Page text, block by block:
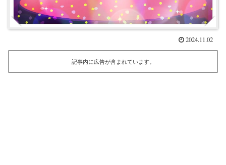
2024.11.02
記事内に広告が含まれています。